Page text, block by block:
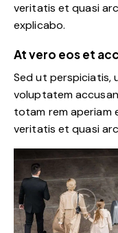
veritatis et quasi
explicabo.
At vero eos et
Sed ut perspiciatis,
voluptatem
totam rem aperiam
veritatis et quasi